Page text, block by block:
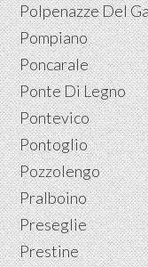
Polpenazze Del
Pompiano
Poncarale
Ponte Di Legno
Pontevico
Pontoglio
Pozzolengo
Pralboino
Preseglie
Prestine